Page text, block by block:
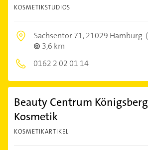
KOSMETIKSTUDIOS
Sachsentor 71,21029 Hamburg
3,6 km
0162 2 02 01 14
Beauty Centrum
Kosmetik
KOSMETIKARTIKEL